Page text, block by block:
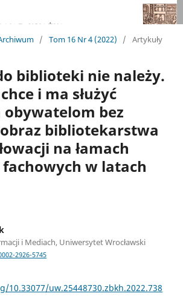
/ Tom 16 Nr 4 (2022) / Artykuły
biblioteki nie należy.
i ma służyć
bez
bibliotekarstwa
na łamach
fachowych w latach
i Mediach, Uniwersytet Wrocławski
2926-5745
10.33077/uw.25448730.zbkh.2022.738